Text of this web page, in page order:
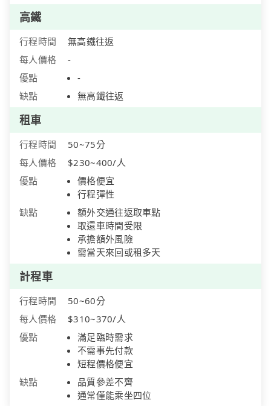
高鐵
行程時間
無高鐵往返
每人價格
-
優點
-
缺點
無高鐵往返
租車
行程時間
50~75分
每人價格
$230~400/人
優點
價格便宜
行程彈性
缺點
額外交通往返取車點
取還車時間受限
承擔額外風險
需當天來回或租多天
計程車
行程時間
50~60分
每人價格
$310~370/人
優點
滿足臨時需求
不需事先付款
短程價格便宜
缺點
品質參差不齊
通常僅能乘坐四位